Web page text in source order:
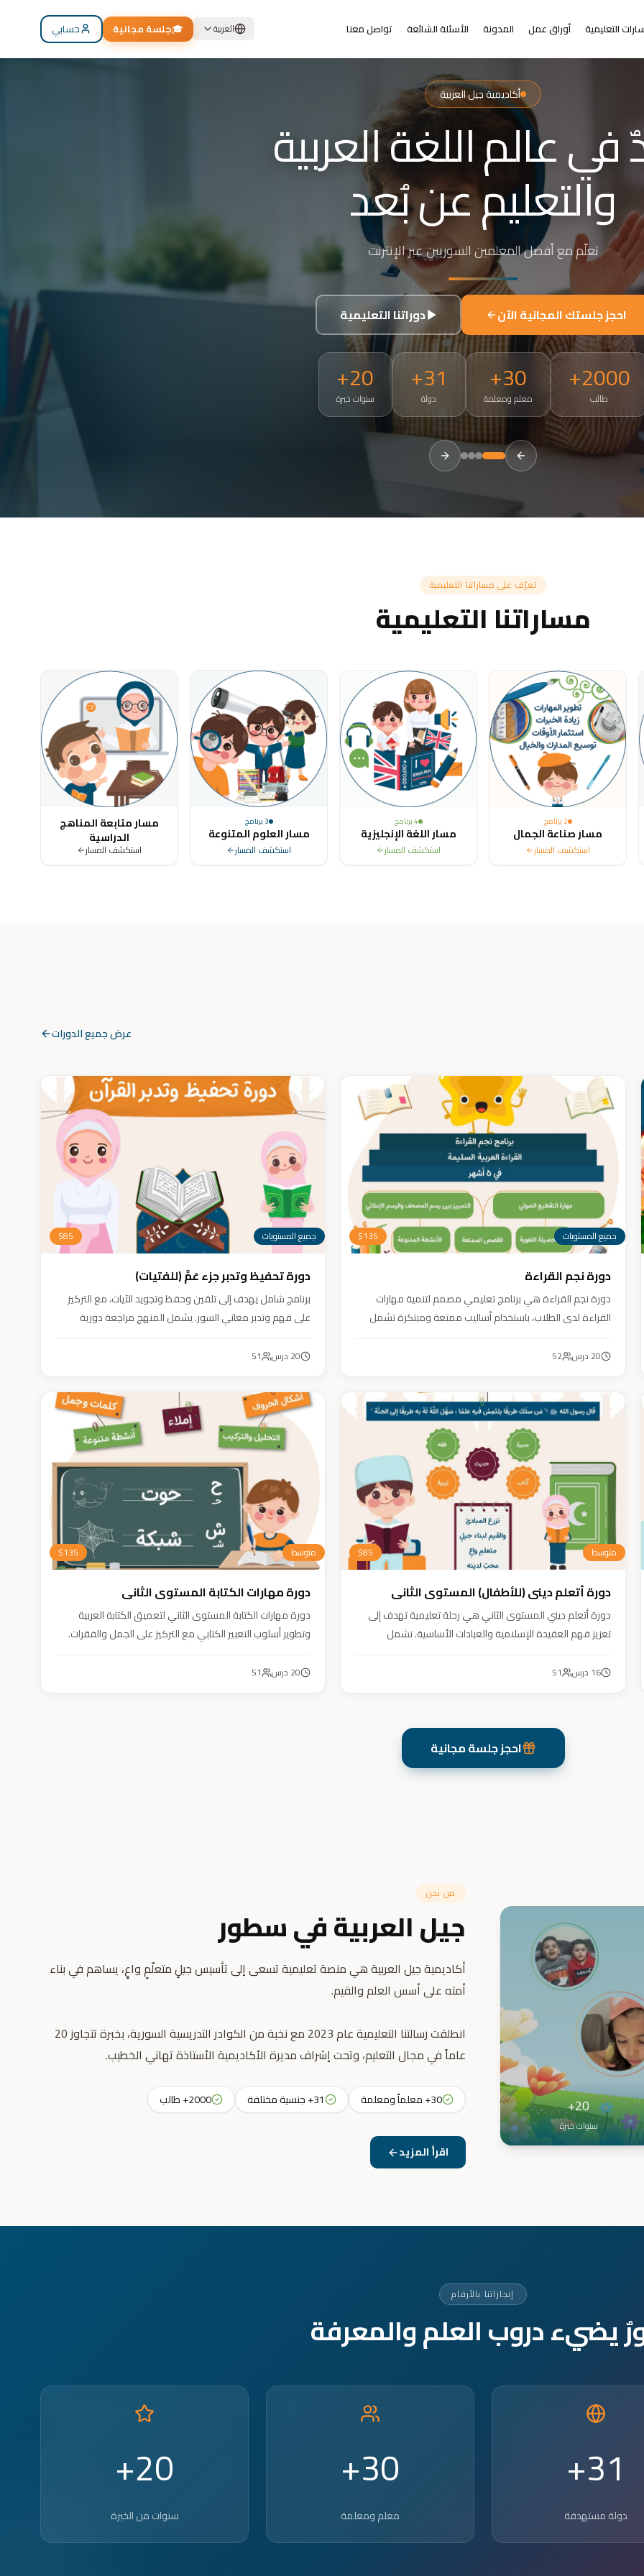
التعليمية أوراق عمل المدونة الأسئلة الشائعة تواصل معنا العربية 🎓جلسة مجانية حسابي
30+ specialist Syrian teachers. 2000+ students from 31 countries. Small groups of 3-5, 50-minute live sessions, ages 4 and
Morocco, Algeria, Turkey, Germany, United Kingdom, United States, Canada, Australia, France, Sweden, Netherlands,
أكاديمية جيل العربية
التعلم عن بُعد
من البعد عن التعليم
+٢٠٠٠ طالب من ٣١+ دولة حول العالم
احجز جلستك المجانية الآن دوراتنا التعليمية
2000+
طالب
30+
معلم ومعلمة
31+
دولة
20+
سنوات خبرة
تعرّف على مساراتنا التعليمية
مساراتنا التعليمية
2 برنامج
مسار صناعة الجمال
استكشف المسار
4برنامج
مسار اللغة الإنجليزية
استكشف المسار
3برنامج
مسار العلوم المتنوعة
استكشف المسار
مسار متابعة المناهج
الدراسية
استكشف المسار
عرض جميع الدورات
جميع المستويات $135
دورة نجم القراءة
دورة نجم القراءة هي برنامج تعليمي مصمم لتنمية مهارات
القراءة لدى الطلاب، باستخدام أساليب ممتعة ومبتكرة تشمل
والمسابقات والمحادثات. يهدف البرنامج إلى تعزيز قدرات الطلاب
20 درس 52
جميع المستويات $85
دورة تحفيظ وتدبر جزء عَمَّ (للفتيات)
برنامج شامل يهدف إلى تلقين وحفظ وتجويد الآيات، مع التركيز
على فهم وتدبر معاني السور. يشمل المنهج مراجعة دورية
أنشطة تفاعلية تدعم مهارات القراءة والفهم.
20 درس 51
متوسط $85
دورة أتعلم ديني (للأطفال) المستوى الثاني
دورة أتعلم ديني المستوى الثاني هي رحلة تعليمية تهدف إلى
تعزيز فهم العقيدة الإسلامية والعبادات الأساسية. تشمل
زرع القيم والمبادئ وتربية أبنائنا تربية إيمانية وأخلاقية وعلمية
16 درس 51
متوسط $135
دورة مهارات الكتابة المستوى الثاني
دورة مهارات الكتابة المستوى الثاني لتعميق الكتابة العربية
وتطوير أسلوب التعبير الكتابي مع التركيز على الجمل والفقرات.
20 درس 51
احجز جلسة مجانية
20+
سنوات خبرة
من نحن
جيل العربية في سطور
أكاديمية جيل العربية هي منصة تعليمية تسعى إلى تأسيس جيلٍ متعلّمٍ واعٍ، يساهم في بناء
انطلقت رسالتنا التعليمية عام 2023 مع نخبة من الكوادر التدريسية السورية، بخبرة تتجاوز 20
عاماً في مجال التعليم، وتحت إشراف مديرة الأكاديمية الأستاذة تهاني الخطيب.
30+ معلماً ومعلمة 31+ جنسية مختلفة 2000+ طالب
اقرأ المزيد
إنجازاتنا بالأرقام
يضيء دروب العلم والمعرفة
31+
دولة مستهدفة
30+
معلم ومعلمة
20+
سنوات من الخبرة